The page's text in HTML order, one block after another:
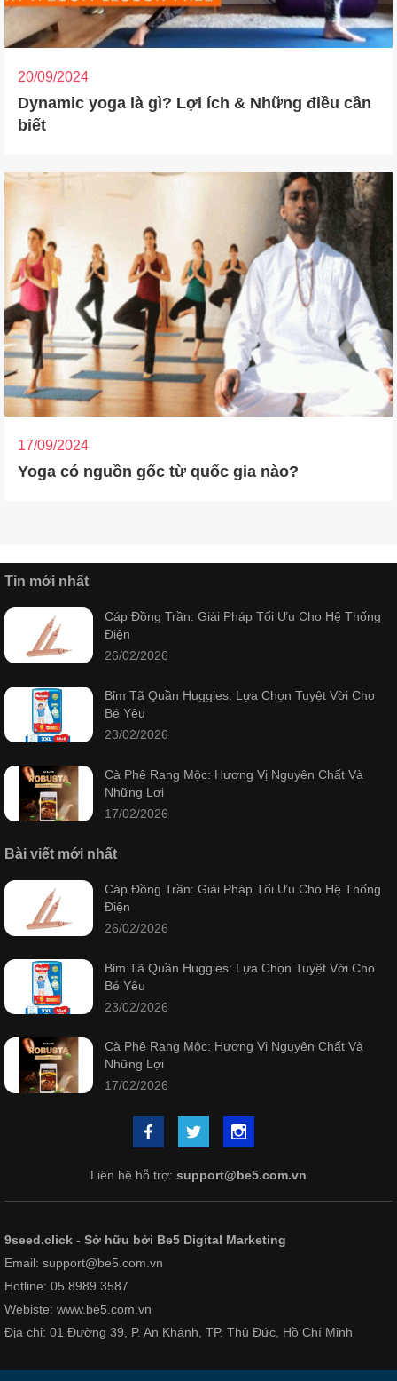
20/09/2024
Dynamic yoga là gì? Lợi ích & Những điều cần
biết
17/09/2024
Yoga có nguồn gốc từ quốc gia nào?
Tin mới nhất
Cáp Đồng Trần: Giải Pháp Tối Ưu Cho Hệ Thống
Điện
26/02/2026
Bỉm Tã Quần Huggies: Lựa Chọn Tuyệt Vời Cho
Bé Yêu
23/02/2026
Cà Phê Rang Mộc: Hương Vị Nguyên Chất Và
Những Lợi
17/02/2026
Bài viết mới nhất
Cáp Đồng Trần: Giải Pháp Tối Ưu Cho Hệ Thống
Điện
26/02/2026
Bỉm Tã Quần Huggies: Lựa Chọn Tuyệt Vời Cho
Bé Yêu
23/02/2026
Cà Phê Rang Mộc: Hương Vị Nguyên Chất Và
Những Lợi
17/02/2026
Liên hệ hỗ trợ: support@be5.com.vn
9seed.click - Sở hữu bởi Be5 Digital Marketing
Email: support@be5.com.vn
Hotline: 05 8989 3587
Webiste: www.be5.com.vn
Địa chỉ: 01 Đường 39, P. An Khánh, TP. Thủ Đức, Hồ Chí Minh